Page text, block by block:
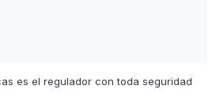
es el regulador con toda seguridad